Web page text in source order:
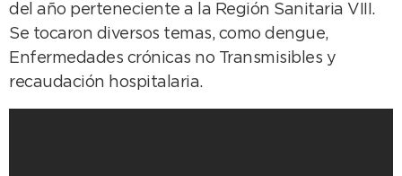
del año perteneciente a la Región Sanitaria VIII.
Se tocaron diversos temas, como dengue,
Enfermedades crónicas no Transmisibles y
recaudación hospitalaria.